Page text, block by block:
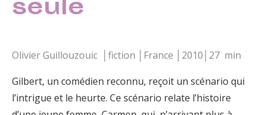
seule
Olivier Guillouzouic │fiction │France │2010│27 min
Gilbert, un comédien reconnu, reçoit un scénario qui
l’intrigue et le heurte. Ce scénario relate l’histoire